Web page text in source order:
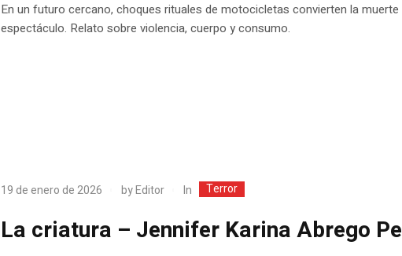
En un futuro cercano, choques rituales de motocicletas convierten la muerte
espectáculo. Relato sobre violencia, cuerpo y consumo.
19 de enero de 2026 byEditor In Terror
La criatura – Jennifer Karina Abrego